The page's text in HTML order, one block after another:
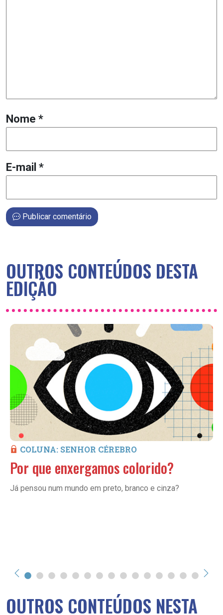
Nome *
E-mail *
Publicar comentário
OUTROS CONTEÚDOS DESTA
EDIÇÃO
COLUNA: SENHOR CÉREBRO
Por que enxergamos colorido?
Já pensou num mundo em preto, branco e cinza?
OUTROS CONTEÚDOS NESTA